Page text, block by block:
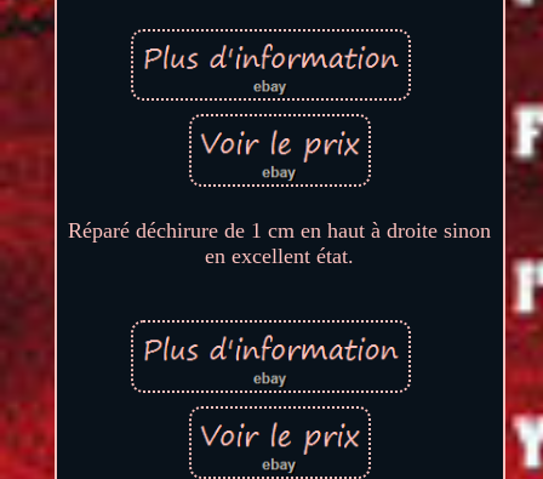
Réparé déchirure de 1 cm en haut à droite sinon
en excellent état.